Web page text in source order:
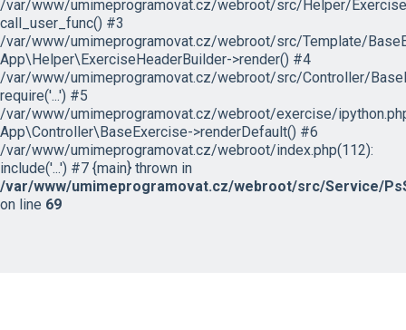
/var/www/umimeprogramovat.cz/webroot/src/Helper/
call_user_func() #3
/var/www/umimeprogramovat.cz/webroot/src/Template/
App\Helper\ExerciseHeaderBuilder->render() #4
/var/www/umimeprogramovat.cz/webroot/src/Controller/
require('...') #5
/var/www/umimeprogramovat.cz/webroot/exercise/
App\Controller\BaseExercise->renderDefault() #6
/var/www/umimeprogramovat.cz/webroot/index.php(112):
include('...') #7 {main} thrown in
/var/www/umimeprogramovat.cz/webroot/src/Service/
on line 69